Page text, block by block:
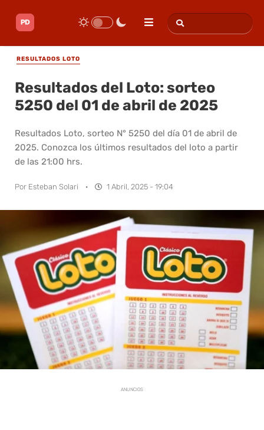
RESULTADOS LOTO
Resultados del Loto: sorteo
5250 del 01 de abril de 2025
Resultados Loto, sorteo N° 5250 del día 01 de abril de
2025. Conozca los últimos resultados del loto a partir
de las 21:00 hrs.
Por Esteban Solari · 1 Abril, 2025 - 19:04
ANUNCIOS